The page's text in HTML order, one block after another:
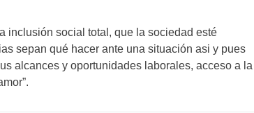
inclusión social total, que la sociedad esté
sepan qué hacer ante una situación asi y pues
alcances y oportunidades laborales, acceso a la